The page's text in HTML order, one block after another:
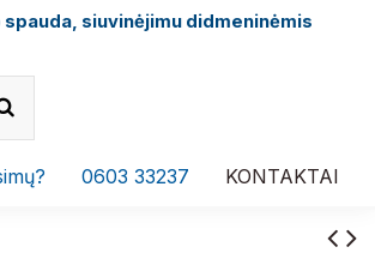
siuvinėjimu didmeninėmis
KONTAKTAI
0603 33237